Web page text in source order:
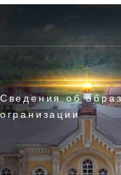
Сведения об
огранизации